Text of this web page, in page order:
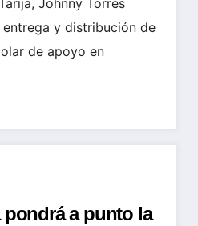
Johnny Torres
y distribución de
de apoyo en
pondrá a punto la